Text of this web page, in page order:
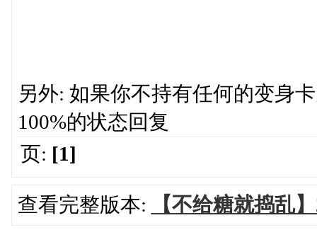
另外: 如果你不持有任何的变身
100%的状态回复
页: [1]
查看完整版本: 【不给糖就捣乱